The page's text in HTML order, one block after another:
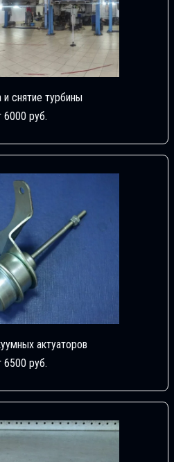
и снятие турбины
6000 руб.
актуаторов
6500 руб.